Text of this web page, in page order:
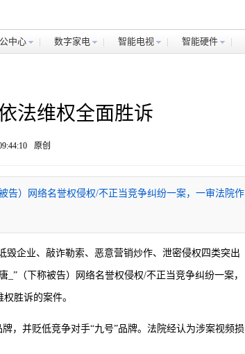
中心 数字家电 智能电视 智能硬件
法维权全面胜诉
原创
告）网络名誉权侵权/不正当竞争纠纷一案，一审法院作
毁企业、敲诈勒索、恶意营销炒作、泄密侵权四类突出
（下称被告）网络名誉权侵权/不正当竞争纠纷一案，
胜诉的案件。
，并贬低竞争对手“九号”品牌。法院经认为涉案视频损